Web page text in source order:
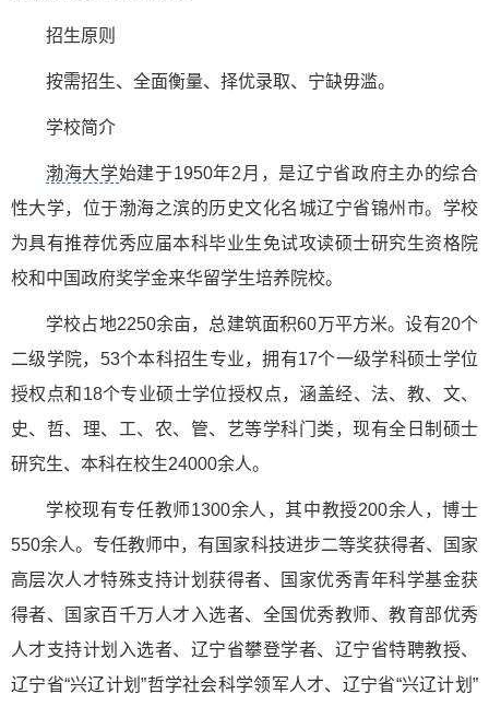
招生原则
按需招生、全面衡量、择优录取、宁缺毋滥。
学校简介
渤海大学始建于1950年2月，是辽宁省政府主办的综合
性大学，位于渤海之滨的历史文化名城辽宁省锦州市。学校
为具有推荐优秀应届本科毕业生免试攻读硕士研究生资格院
校和中国政府奖学金来华留学生培养院校。
学校占地2250余亩，总建筑面积60万平方米。设有20个
二级学院，53个本科招生专业，拥有17个一级学科硕士学位
授权点和18个专业硕士学位授权点，涵盖经、法、教、文、
史、哲、理、工、农、管、艺等学科门类，现有全日制硕士
研究生、本科在校生24000余人。
学校现有专任教师1300余人，其中教授200余人，博士
550余人。专任教师中，有国家科技进步二等奖获得者、国家
高层次人才特殊支持计划获得者、国家优秀青年科学基金获
得者、国家百千万人才入选者、全国优秀教师、教育部优秀
人才支持计划入选者、辽宁省攀登学者、辽宁省特聘教授、
辽宁省“兴辽计划”哲学社会科学领军人才、辽宁省“兴辽计划”